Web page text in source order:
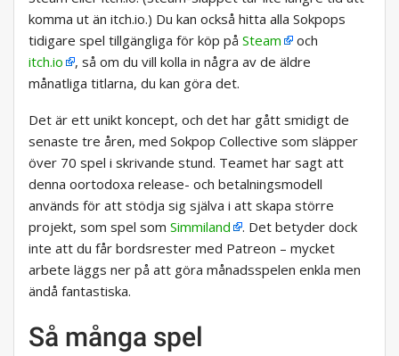
komma ut än itch.io.) Du kan också hitta alla Sokpops
tidigare spel tillgängliga för köp på Steam
och
itch.io
, så om du vill kolla in några av de äldre
månatliga titlarna, du kan göra det.
Det är ett unikt koncept, och det har gått smidigt de
senaste tre åren, med Sokpop Collective som släpper
över 70 spel i skrivande stund. Teamet har sagt att
denna oortodoxa release- och betalningsmodell
används för att stödja sig själva i att skapa större
projekt, som spel som Simmiland
. Det betyder dock
inte att du får bordsrester med Patreon – mycket
arbete läggs ner på att göra månadsspelen enkla men
ändå fantastiska.
Så många spel